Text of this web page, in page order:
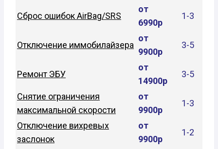
Сброс ошибок AirBag/SRS
от
6990р
1-3
Отключение иммобилайзера
от
9900р
3-5
Ремонт ЭБУ
от
14900р
3-5
Снятие ограничения
максимальной скорости
от
9900р
1-3
Отключение вихревых
заслонок
от
9900р
1-2